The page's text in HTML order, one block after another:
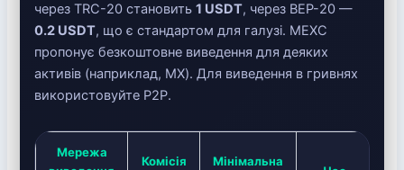
через TRC-20 становить1 USDT, через BEP-20 —
0.2 USDT, що є стандартом для галузі. MEXC
пропонує безкоштовне виведення для деяких
активів (наприклад, MX). Для виведення в гривнях
використовуйте P2P.
Мережа
Комісія
Мінімальна